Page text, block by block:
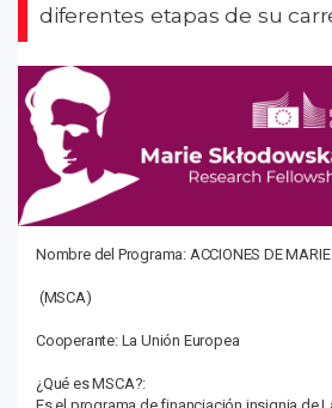
diferentes etapas de su
Nombre del Programa: ACCIONES DE
(MSCA)
Cooperante: La Unión Europea
¿Qué es MSCA?: